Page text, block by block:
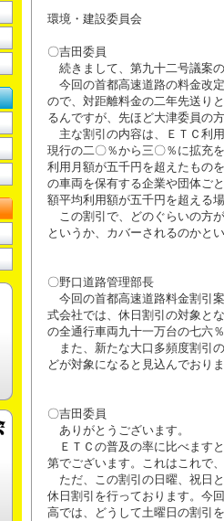
環境・建設委員会
〇吉田委員
続きまして、第九十二号議案
今回の首都高速道路の料金改
ので、対距離料金の二年先送り
るんですが、先ほど大津委員の
主な割引の内容は、ＥＴＣ利
現行の二〇％から三〇％に拡充
利用月額が五千円を超えたもの
の車両を保有する企業や団体ご
額平均利用額が五千円を超える
この割引で、どのぐらいの方
というか、カバーされるのかと
〇野口道路管理部長
今回の首都高速道路料金割引
式会社では、休日割引の対象と
の全通行車両九十一万台の七六
また、新たな大口多頻度割引
どが対象になると見込んでおり
〇吉田委員
ありがとうございます。
ＥＴＣの普及の率に比べます
第でございます。これはこれで
ただ、この割引の日曜、祝日
休日割引を行っております。今
高では、どうして土曜日の割引